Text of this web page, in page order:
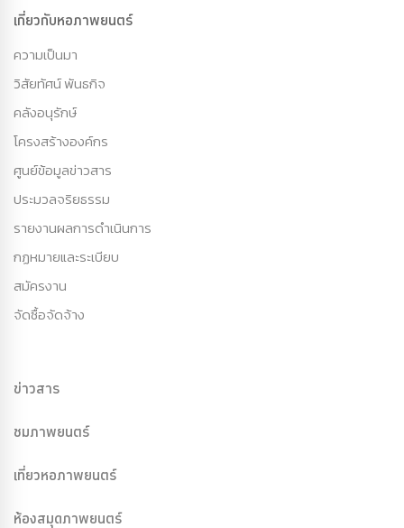
เกี่ยวกับหอภาพยนตร์
ความเป็นมา
วิสัยทัศน์ พันธกิจ
คลังอนุรักษ์
โครงสร้างองค์กร
ศูนย์ข้อมูลข่าวสาร
ประมวลจริยธรรม
รายงานผลการดำเนินการ
กฏหมายและระเบียบ
สมัครงาน
จัดซื้อจัดจ้าง
ข่าวสาร
ชมภาพยนตร์
เที่ยวหอภาพยนตร์
ห้องสมุดภาพยนตร์